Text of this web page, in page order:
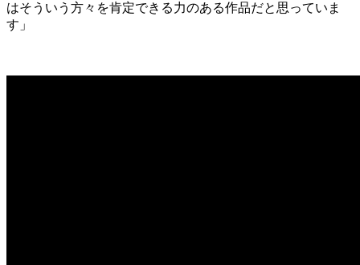
はそういう方々を肯定できる力のある作品だと思っていま
す」